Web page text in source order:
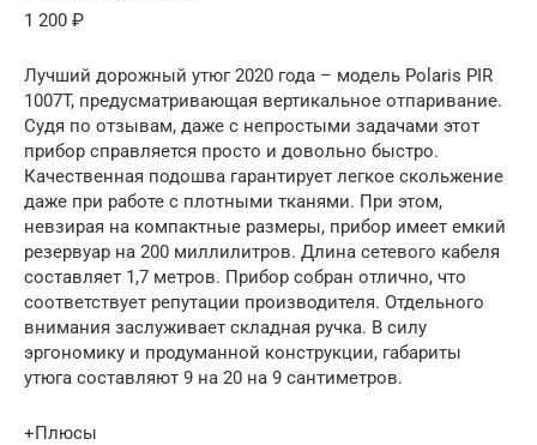
1 200 ₽
Лучший дорожный утюг 2020 года – модель Polaris PIR
1007T, предусматривающая вертикальное отпаривание.
Судя по отзывам, даже с непростыми задачами этот
прибор справляется просто и довольно быстро.
Качественная подошва гарантирует легкое скольжение
даже при работе с плотными тканями. При этом,
невзирая на компактные размеры, прибор имеет емкий
резервуар на 200 миллилитров. Длина сетевого кабеля
составляет 1,7 метров. Прибор собран отлично, что
соответствует репутации производителя. Отдельного
внимания заслуживает складная ручка. В силу
эргономику и продуманной конструкции, габариты
утюга составляют 9 на 20 на 9 сантиметров.
+Плюсы